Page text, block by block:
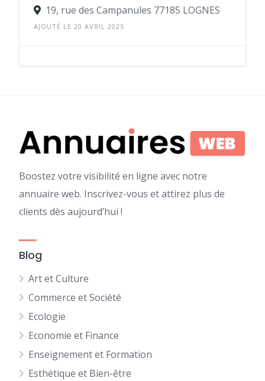
19, rue des Campanules 77185 LOGNES
AJOUTÉ LE 20 AVRIL 2025
Boostez votre visibilité en ligne avec notre
annuaire web. Inscrivez-vous et attirez plus de
clients dès aujourd’hui !
Blog
Art et Culture
Commerce et Société
Ecologie
Economie et Finance
Enseignement et Formation
Esthétique et Bien-être